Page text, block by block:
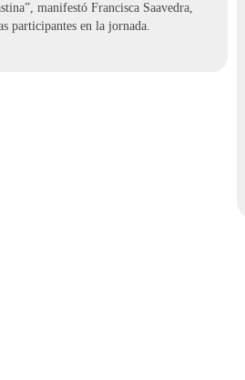
manifestó Francisca Saavedra,
participantes en la jornada.